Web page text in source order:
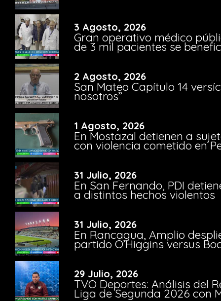
3 Agosto, 2026
Gran operativo médico
de 3 mil pacientes se
2 Agosto, 2026
San Mateo Capítulo 14
nosotros”
1 Agosto, 2026
En Mostazal detienen a
con violencia cometido en
31 Julio, 2026
En San Fernando, PDI
a distintos hechos violentos
31 Julio, 2026
En Rancagua, Amplio
partido O’Higgins versus
29 Julio, 2026
TVO Deportes: Análisis del
Liga de Segunda 2026 con